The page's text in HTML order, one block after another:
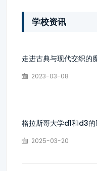
学校资讯
走进古典与现代交织的
2023-03-08
格拉斯哥大学d1和d3的
2025-03-20